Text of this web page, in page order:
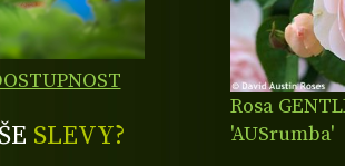
SLEVY?
Rosa
'AUSrumba'